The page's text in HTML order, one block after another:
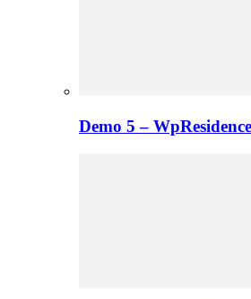
Demo 5 – WpResidence